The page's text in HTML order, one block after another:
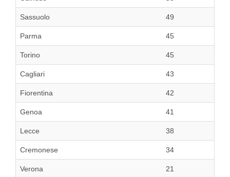
Sassuolo 49
Parma 45
Torino 45
Cagliari 43
Fiorentina 42
Genoa 41
Lecce 38
Cremonese 34
Verona 21